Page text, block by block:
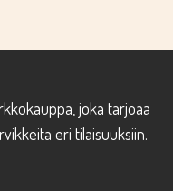
joka tarjoaa
eri tilaisuuksiin.